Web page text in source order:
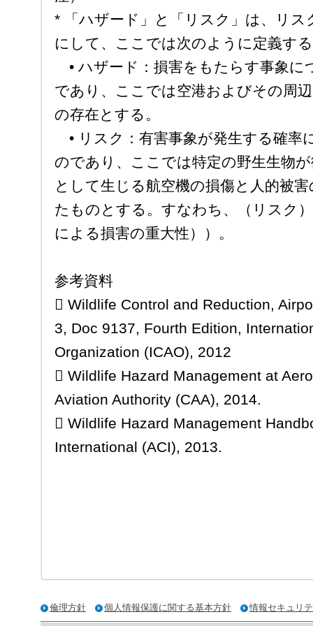
* 「ハザード」と「リスク」は、リス
にして、ここでは次のように定義す
• ハザード：損害をもたらす事象に
であり、ここでは空港およびその周
の存在とする。
• リスク：有害事象が発生する確率
のであり、ここでは特定の野生生物
として生じる航空機の損傷と人的被
たものとする。すなわち、（リスク
による損害の重大性））。
参考資料
 Wildlife Control and Reduction,
3, Doc 9137, Fourth Edition,
Organization (ICAO), 2012
 Wildlife Hazard Management at
Aviation Authority (CAA), 2014.
 Wildlife Hazard Management
International (ACI), 2013.
倫理方針 個人情報保護に関する基本方針 情報セキュリ